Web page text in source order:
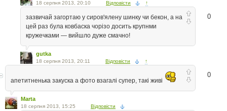
18 серпня 2013, 20:10 Відповісти ↑
0
зазвичай загортаю у сиров'ялену шинку чи бекон, а на
цей раз була ковбаска чорізо досить крупнми
кружечками — вийшло дуже смачно!
gutka
18 серпня 2013, 20:11 Відповісти ↑
0
апетитненька закуска а фото взагалі супер, такі живі
Marta
18 серпня 2013, 15:25 Відповісти